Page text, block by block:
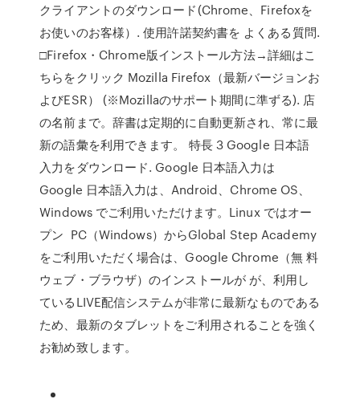
クライアントのダウンロード(Chrome、Firefoxを
お使いのお客様）. 使用許諾契約書を よくある質問.
□Firefox・Chrome版インストール方法→詳細はこ
ちらをクリック Mozilla Firefox（最新バージョンお
よびESR） (※Mozillaのサポート期間に準ずる). 店
の名前まで。辞書は定期的に自動更新され、常に最
新の語彙を利用できます。 特長 3 Google 日本語
入力をダウンロード. Google 日本語入力は
Google 日本語入力は、Android、Chrome OS、
Windows でご利用いただけます。Linux ではオー
プン PC（Windows）からGlobal Step Academy
をご利用いただく場合は、Google Chrome（無 料
ウェブ・ブラウザ）のインストールが が、利用し
ているLIVE配信システムが非常に最新なものである
ため、最新のタブレットをご利用されることを強く
お勧め致します。